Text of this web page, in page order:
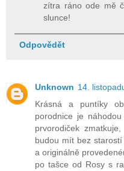
zítra ráno ode mě
slunce!
Odpovědět
Unknown 14.
Krásná a puntíky
porodnice je
prvorodiček
budou mít bez
a originálně
po tašce od Rosy s